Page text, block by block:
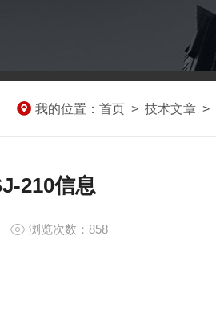
我的位置： 首页 > 技术文章 >
210信息
浏览次数：858